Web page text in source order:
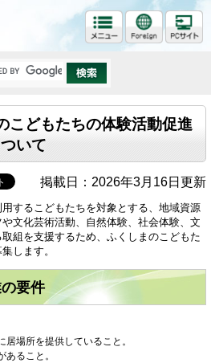
こどもたちの体験活動促進
いて
掲載日：2026年3月16日更新
するこどもたちを対象とする、地域資源
文化芸術活動、自然体験、社会体験、文
組を支援するため、ふくしまのこどもた
します。
要件
場所を提供していること。​
ること。​